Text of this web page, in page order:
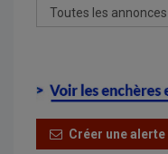
Créer une alerte